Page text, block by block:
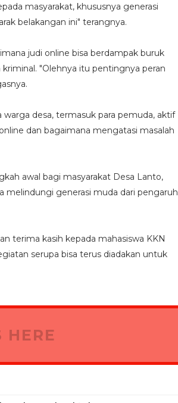
masyarakat, khususnya generasi
belakangan ini" terangnya.
judi online bisa berdampak buruk
"Olehnya itu pentingnya peran
desa, termasuk para pemuda, aktif
dan bagaimana mengatasi masalah
awal bagi masyarakat Desa Lanto,
melindungi generasi muda dari pengaruh
terima kasih kepada mahasiswa KKN
serupa bisa terus diadakan untuk
HERE